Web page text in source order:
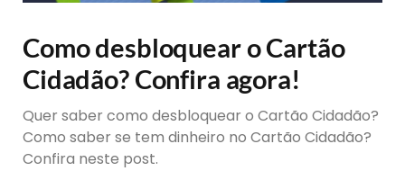
Como desbloquear o Cartão
Cidadão? Confira agora!
Quer saber como desbloquear o Cartão Cidadão?
Como saber se tem dinheiro no Cartão Cidadão?
Confira neste post.